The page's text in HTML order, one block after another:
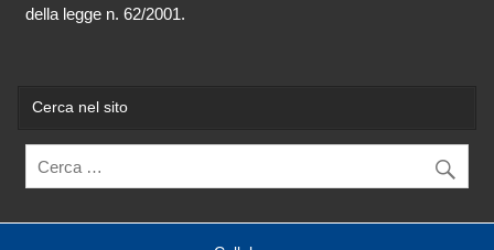
della legge n. 62/2001.
Cerca nel sito